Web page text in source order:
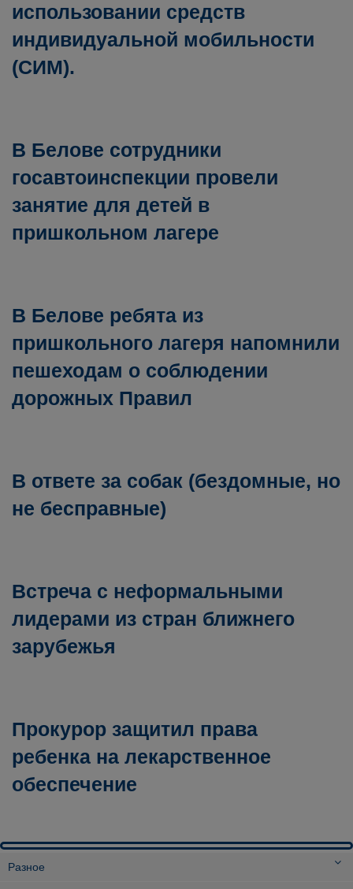
использовании средств
индивидуальной мобильности
(СИМ).
В Белове сотрудники
госавтоинспекции провели
занятие для детей в
пришкольном лагере
В Белове ребята из
пришкольного лагеря напомнили
пешеходам о соблюдении
дорожных Правил
В ответе за собак (бездомные, но
не бесправные)
Встреча с неформальными
лидерами из стран ближнего
зарубежья
Прокурор защитил права
ребенка на лекарственное
обеспечение
Разное